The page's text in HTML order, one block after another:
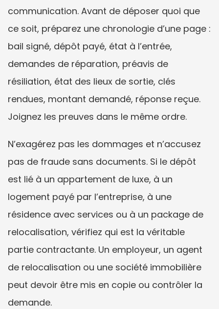
communication. Avant de déposer quoi que
ce soit, préparez une chronologie d’une page :
bail signé, dépôt payé, état à l’entrée,
demandes de réparation, préavis de
résiliation, état des lieux de sortie, clés
rendues, montant demandé, réponse reçue.
Joignez les preuves dans le même ordre.
N’exagérez pas les dommages et n’accusez
pas de fraude sans documents. Si le dépôt
est lié à un appartement de luxe, à un
logement payé par l’entreprise, à une
résidence avec services ou à un package de
relocalisation, vérifiez qui est la véritable
partie contractante. Un employeur, un agent
de relocalisation ou une société immobilière
peut devoir être mis en copie ou contrôler la
demande.